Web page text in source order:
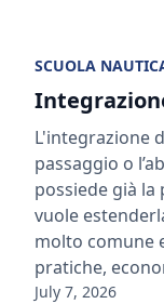
SCUOLA
L'integrazione
passaggio o
possiede già
vuole
molto comune
pratiche,
July 7, 2026